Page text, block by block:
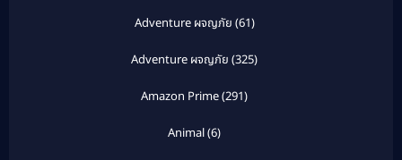
Adventure ผจญภัย (61)
Adventure ผจญภัย (325)
Amazon Prime(291)
Animal(6)